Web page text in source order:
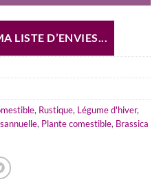
LISTE D’ENVIES...
, Rustique, Légume d'hiver,
, Plante comestible, Brassica